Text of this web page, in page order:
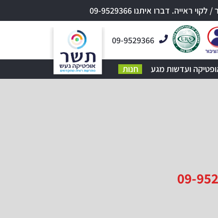
דברו איתנו 09-9529366
09-9529366
ועדשות מגע חנות